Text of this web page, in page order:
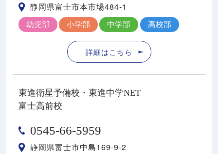
静岡県富士市本市場484-1
幼児部 小学部 中学部 高校部
詳細はこちら
東進衛星予備校・東進中学NET
富士高前校
0545-66-5959
静岡県富士市中島169-9-2